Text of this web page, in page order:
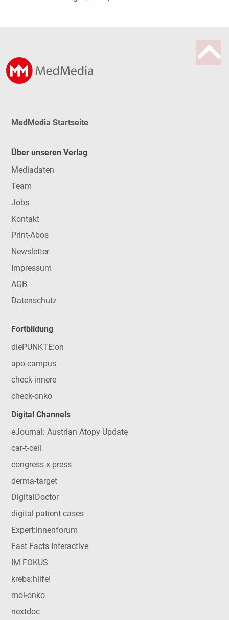
MedMedia Startseite
Über unseren Verlag
Mediadaten
Team
Jobs
Kontakt
Print-Abos
Newsletter
Impressum
AGB
Datenschutz
Fortbildung
diePUNKTE:on
apo-campus
check-innere
check-onko
Digital Channels
eJournal: Austrian Atopy Update
car-t-cell
congress x-press
derma-target
DigitalDoctor
digital patient cases
Expert:innenforum
Fast Facts Interactive
IM FOKUS
krebs:hilfe!
mol-onko
nextdoc